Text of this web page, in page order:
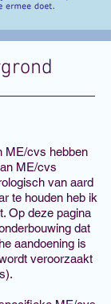
ME/cvs hebben
ME/cvs
van aard
te houden heb ik
Op deze pagina
dat
aandoening is
veroorzaakt